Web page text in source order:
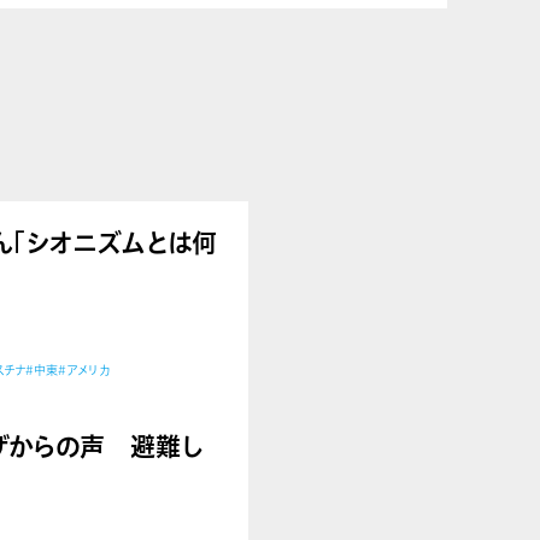
シオニズムとは何
ナ#中東#アメリカ
からの声 避難し